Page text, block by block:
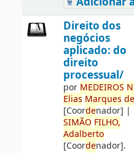
Direito dos
negócios
aplicado: do
direito
processual/
por MEDEIROS
Elias Marques de
[Coordenador] |
SIMÃO FILHO,
Adalberto
[Coordenador].